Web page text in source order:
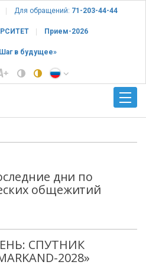
Для обращений: 71-203-44-44
Прием-2026
в будущее»
дни по
общежитий
СПУТНИК
2028»